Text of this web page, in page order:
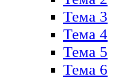
Тема 3
Тема 4
Тема 5
Тема 6